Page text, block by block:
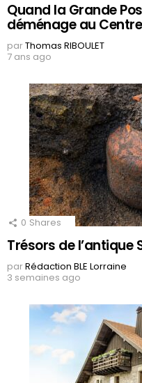
Quand la Grande
déménage au
parThomas RIBOULET
7 ans ago
0 Shares
Trésors de l’antique
parRédaction BLE Lorraine
3 semaines ago